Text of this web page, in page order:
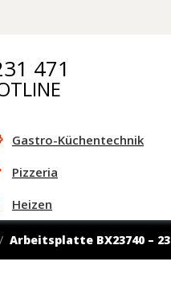
471
Gastro-Küchentechnik
Pizzeria
Heizen
Arbeitsplatte BX23740 –